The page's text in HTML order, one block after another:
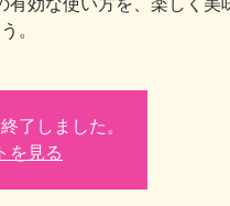
有効な使い方を、楽しく美
。
了しました。
を見る